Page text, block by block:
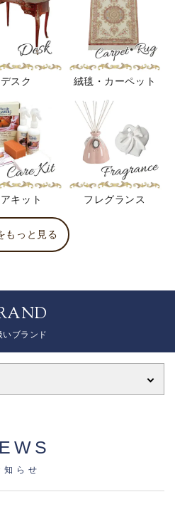
デスク 絨毯・カーペット
キット フレグランス
もっと見る
いブランド
知らせ